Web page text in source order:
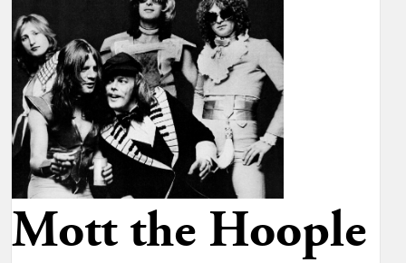
Mott the Hoople